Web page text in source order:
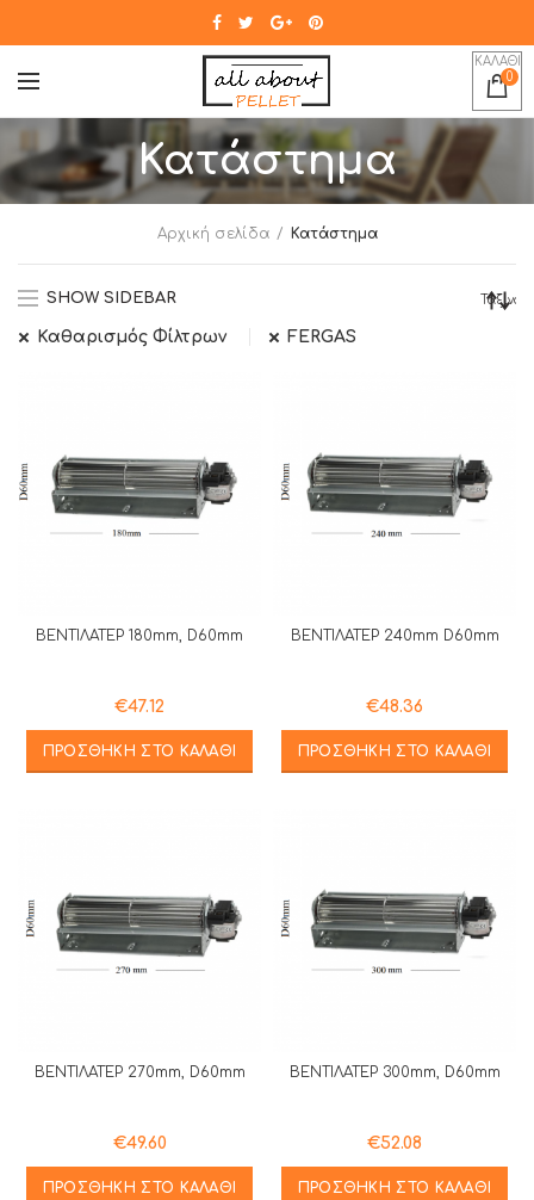
ΚΑΛΑΘΙ
0
Κατάστημα
Αρχική σελίδα Κατάστημα
SHOW SIDEBAR
Καθαρισμός Φίλτρων FERGAS
ΒΕΝΤΙΛΑΤΕΡ 180mm, D60mm
€47.12
ΠΡΟΣΘΉΚΗ ΣΤΟ ΚΑΛΆΘΙ
ΒΕΝΤΙΛΑΤΕΡ 240mm D60mm
€48.36
ΠΡΟΣΘΉΚΗ ΣΤΟ ΚΑΛΆΘΙ
ΒΕΝΤΙΛΑΤΕΡ 270mm, D60mm
€49.60
ΠΡΟΣΘΉΚΗ ΣΤΟ ΚΑΛΆΘΙ
ΒΕΝΤΙΛΑΤΕΡ 300mm, D60mm
€52.08
ΠΡΟΣΘΉΚΗ ΣΤΟ ΚΑΛΆΘΙ